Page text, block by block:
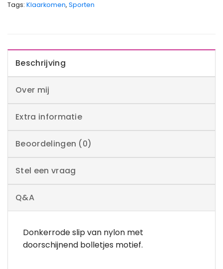
Tags: Klaarkomen, Sporten
Beschrijving
Over mij
Extra informatie
Beoordelingen (0)
Stel een vraag
Q&A
Donkerrode slip van nylon met
doorschijnend bolletjes motief.